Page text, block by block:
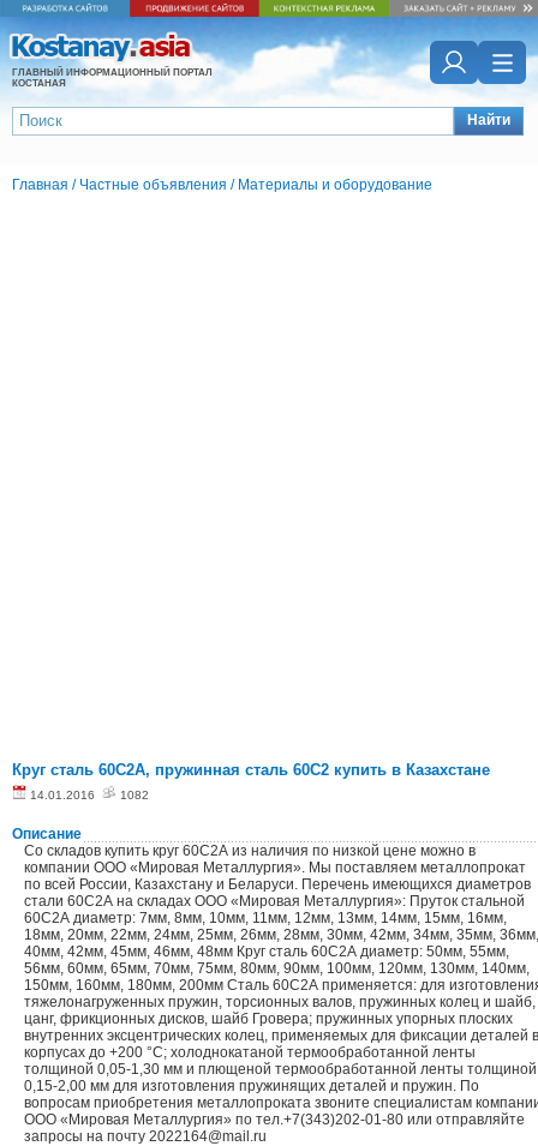
ГЛАВНЫЙ ИНФОРМАЦИОННЫЙ ПОРТАЛ
КОСТАНАЯ
Найти
Главная / Частные объявления / Материалы и оборудование
Круг сталь 60С2А, пружинная сталь 60С2 купить в Казахстане
14.01.2016 1082
Описание
Со складов купить круг 60С2А из наличия по низкой цене можно в
компании ООО «Мировая Металлургия». Мы поставляем металлопрокат
по всей России, Казахстану и Беларуси. Перечень имеющихся диаметров
стали 60С2А на складах ООО «Мировая Металлургия»: Пруток стальной
60С2А диаметр: 7мм, 8мм, 10мм, 11мм, 12мм, 13мм, 14мм, 15мм, 16мм,
18мм, 20мм, 22мм, 24мм, 25мм, 26мм, 28мм, 30мм, 42мм, 34мм, 35мм, 36мм,
40мм, 42мм, 45мм, 46мм, 48мм Круг сталь 60С2А диаметр: 50мм, 55мм,
56мм, 60мм, 65мм, 70мм, 75мм, 80мм, 90мм, 100мм, 120мм, 130мм, 140мм,
150мм, 160мм, 180мм, 200мм Сталь 60С2А применяется: для
тяжелонагруженных пружин, торсионных валов, пружинных колец и шайб,
цанг, фрикционных дисков, шайб Гровера; пружинных упорных плоских
внутренних эксцентрических колец, применяемых для фиксации деталей в
корпусах до +200 °С; холоднокатаной термообработанной ленты
толщиной 0,05-1,30 мм и плющеной термообработанной ленты толщиной
0,15-2,00 мм для изготовления пружинящих деталей и пружин. По
вопросам приобретения металлопроката звоните специалистам
ООО «Мировая Металлургия» по тел.+7(343)202-01-80 или отправляйте
запросы на почту 2022164@mail.ru